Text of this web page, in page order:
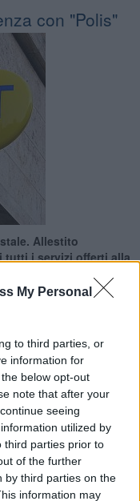
My Personal
to third parties, or
information for
below opt-out
note that after your
seeing
utilized by
third parties prior to
of the further
by third parties on the
information may
con "Polis"
Allestito
tutti i servizi offerti alla
comunica che
lunedì 9 Febbraio
la qualità dei servizi e
– Casa dei Servizi
semplice e veloce
nei comuni con
la coesione